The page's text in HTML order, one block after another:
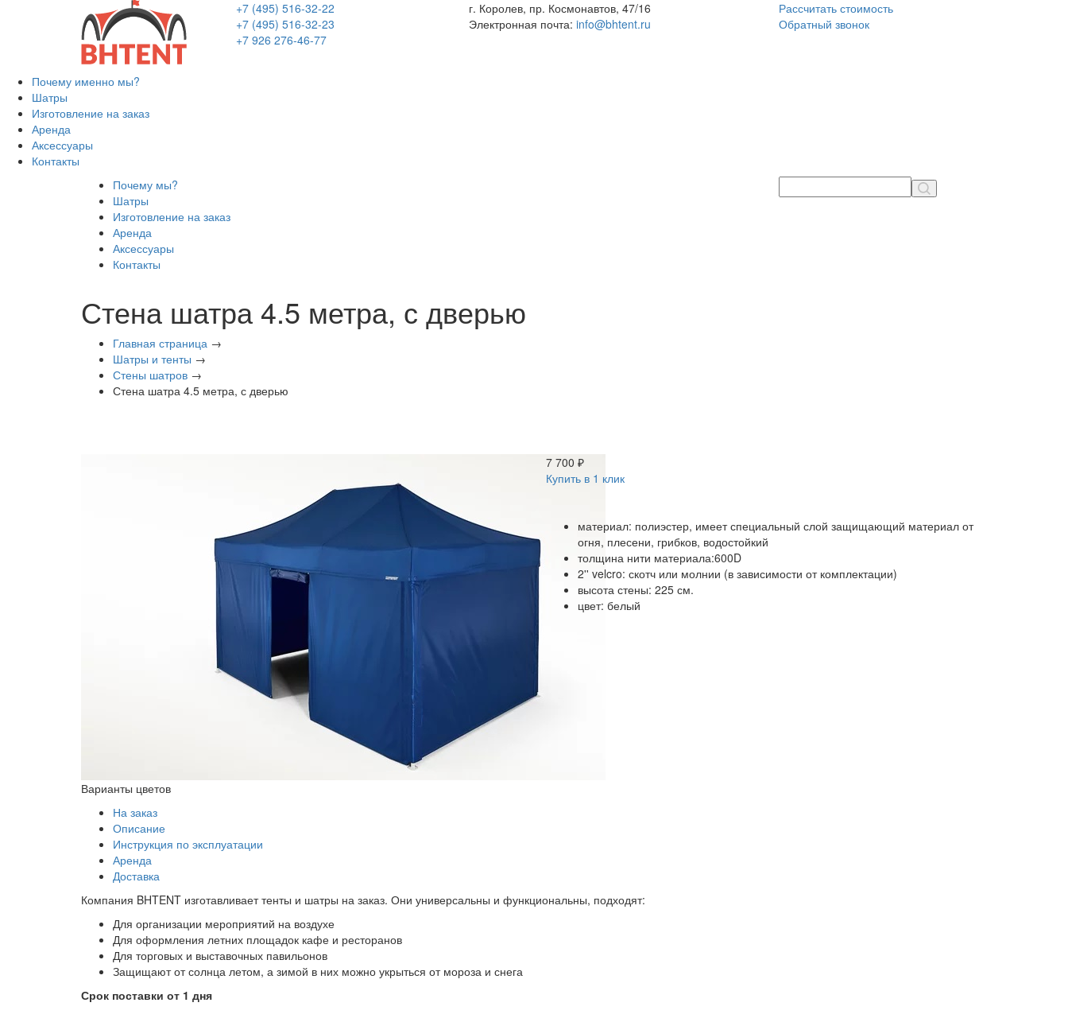
+7 (495) 516-32-22
+7 (495) 516-32-23
+7 926 276-46-77
г. Королев, пр. Космонавтов, 47/16
Электронная почта: info@bhtent.ru
Рассчитать стоимость
Обратный звонок
Почему именно мы?
Шатры
Изготовление на заказ
Аренда
Аксессуары
Контакты
Почему мы?
Шатры
Изготовление на заказ
Аренда
Аксессуары
Контакты
Стена шатра 4.5 метра, с дверью
Главная страница →
Шатры и тенты →
Стены шатров →
Стена шатра 4.5 метра, с дверью
Варианты цветов
7 700 ₽
Купить в 1 клик
материал: полиэстер, имеет специальный слой защищающий материал от
огня, плесени, грибков, водостойкий
толщина нити материала:600D
2'' velcro: скотч или молнии (в зависимости от комплектации)
высота стены: 225 см.
цвет: белый
На заказ
Описание
Инструкция по эксплуатации
Аренда
Доставка
Компания BHTENT изготавливает тенты и шатры на заказ. Они универсальны и функциональны, подходят:
Для организации мероприятий на воздухе
Для оформления летних площадок кафе и ресторанов
Для торговых и выставочных павильонов
Защищают от солнца летом, а зимой в них можно укрыться от мороза и снега
Срок поставки от 1 дня